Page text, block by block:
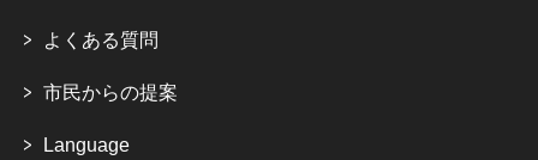
よくある質問
市民からの提案
Language